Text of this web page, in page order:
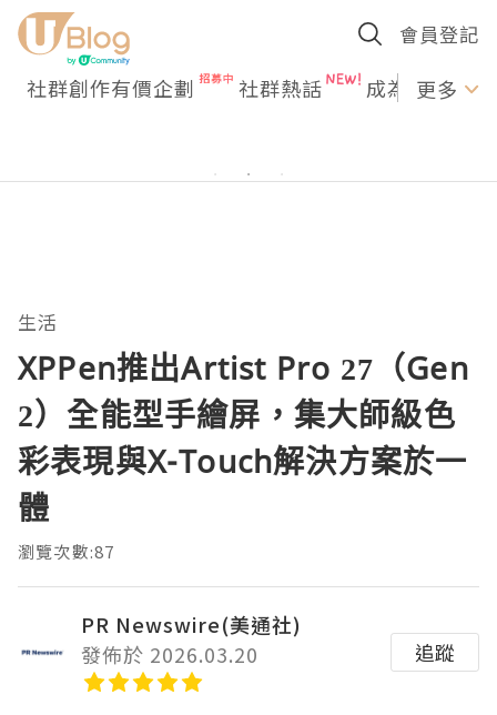
會員登記
社群創作有價企劃 社群熱話 成為U更多
生活
XPPen推出Artist Pro 27（Gen
2）全能型手繪屏，集大師級色
彩表現與X-Touch解決方案於一
體
瀏覽次數:87
PR Newswire(美通社)
發佈於 2026.03.20
追蹤